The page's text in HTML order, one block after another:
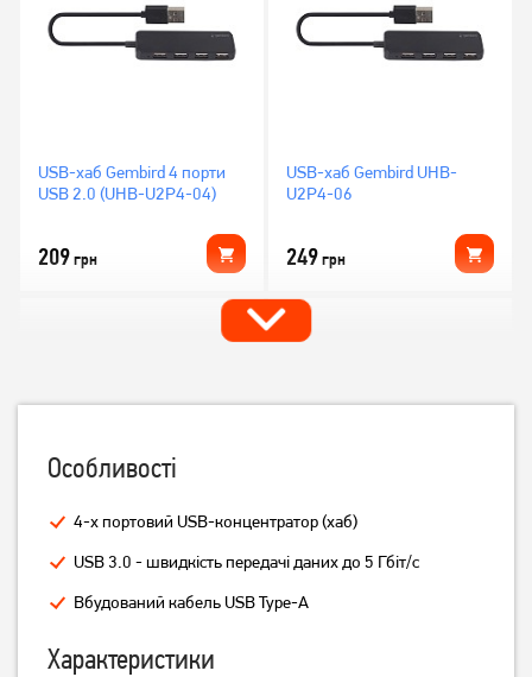
USB-хаб Gembird 4 порти
USB 2.0 (UHB-U2P4-04)
209грн
USB-хаб Gembird UHB-
U2P4-06
249грн
U3P1U2P3-02
USB-хаб Gembird 4 Port з
вимикачами UHB-U2P4-05
379
Особливості
4-х портовий USB-концентратор (хаб)
USB 3.0 - швидкість передачі даних до 5 Гбіт/с
Вбудований кабель USB Type-A
Характеристики